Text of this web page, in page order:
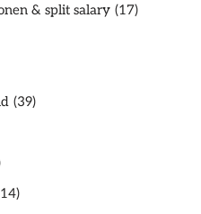
& split salary (17)
(39)